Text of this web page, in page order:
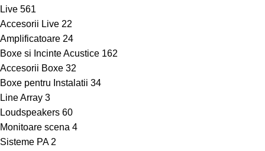
Live 561
Accesorii Live 22
Amplificatoare 24
Boxe si Incinte Acustice 162
Accesorii Boxe 32
Boxe pentru Instalatii 34
Line Array 3
Loudspeakers 60
Monitoare scena 4
Sisteme PA 2